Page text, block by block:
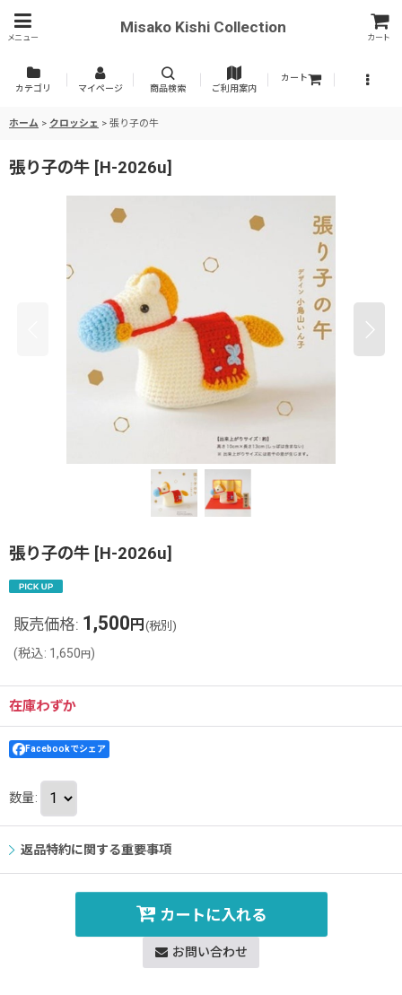
メニュー
Misako Kishi Collection
カート
カテゴリ マイページ 商品検索 ご利用案内
カート
ホーム > クロッシェ > 張り子の牛
張り子の牛 [H-2026u]
張り子の牛 [H-2026u]
販売価格: 1,500 円 (税別)
(税込: 1,650円)
在庫わずか
Facebookでシェア
数量:
返品特約に関する重要事項
カートに入れる
お問い合わせ